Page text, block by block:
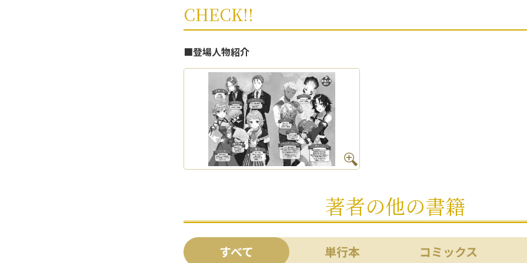
CHECK!!
■登場人物紹介
著者の他の書籍
すべて 単行本 コミックス